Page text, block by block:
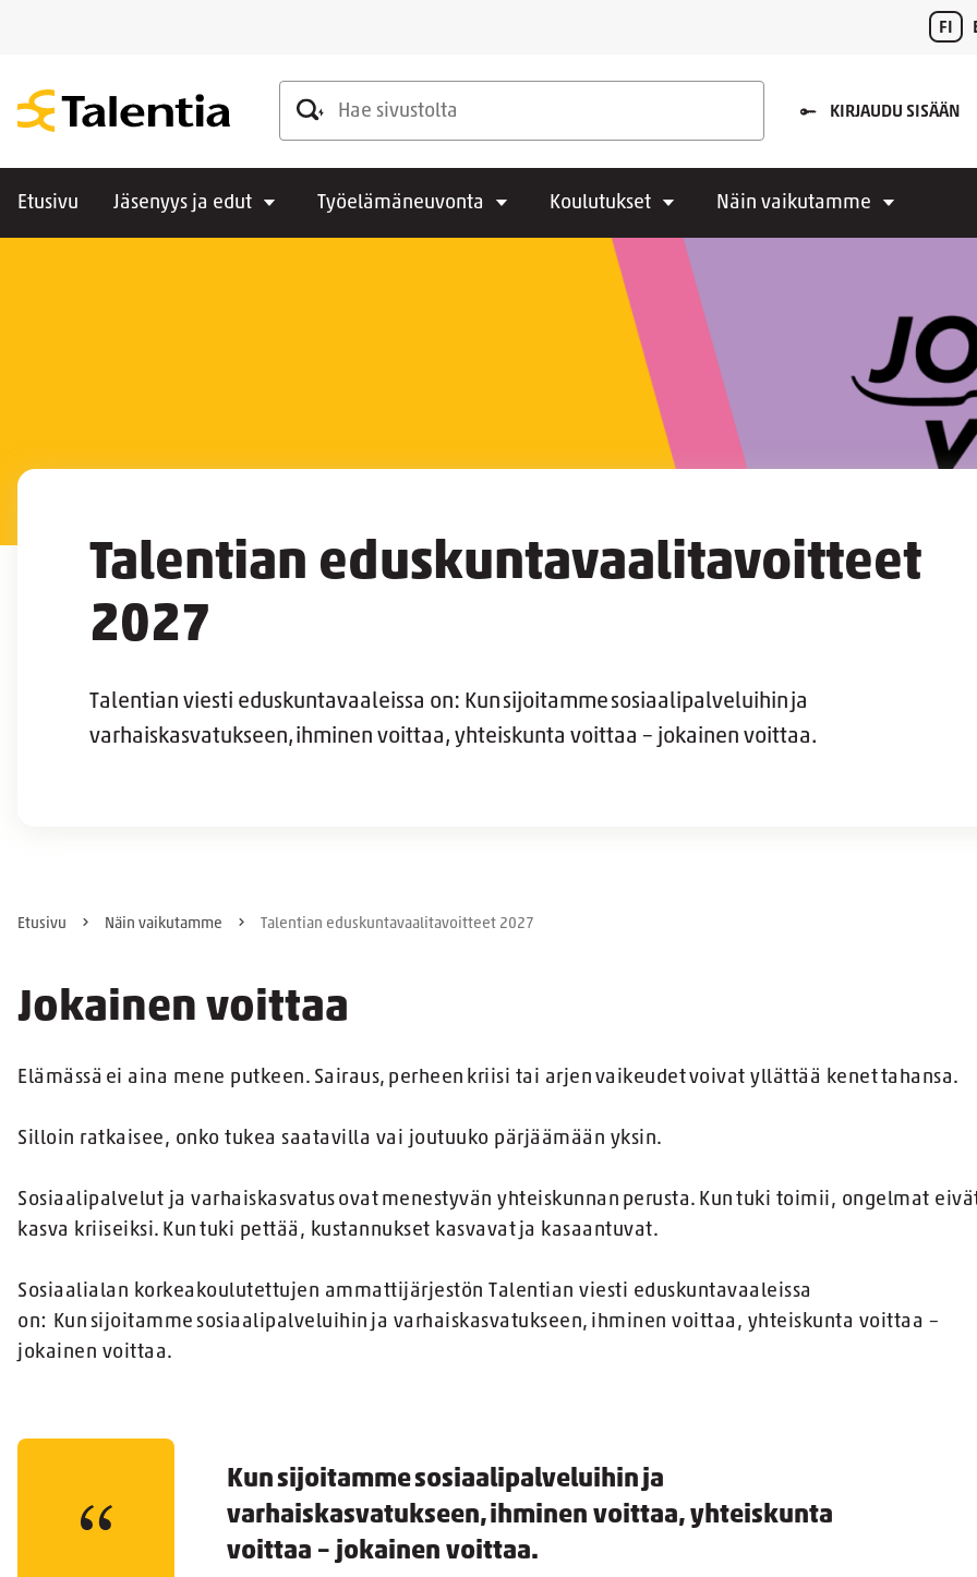
FI
Hae sivustolta
KIRJAUDU SISÄÄN
Etusivu Jäsenyys ja edut Työelämäneuvonta Koulutukset Näin vaikutamme
Talentian eduskuntavaalitavoitteet
2027
Talentian viesti eduskuntavaaleissa on: Kun sijoitamme sosiaalipalveluihin ja
varhaiskasvatukseen, ihminen voittaa, yhteiskunta voittaa – jokainen voittaa.
Etusivu Näin vaikutamme Talentian eduskuntavaalitavoitteet 2027
Jokainen voittaa
Elämässä ei aina mene putkeen. Sairaus, perheen kriisi tai arjen vaikeudet voivat yllättää kenet tahansa.
Silloin ratkaisee, onko tukea saatavilla vai joutuuko pärjäämään yksin.
Sosiaalipalvelut ja varhaiskasvatus ovat menestyvän yhteiskunnan perusta. Kun tuki toimii, ongelmat
kasva kriiseiksi. Kun tuki pettää, kustannukset kasvavat ja kasaantuvat.
Sosiaalialan korkeakoulutettujen ammattijärjestön Talentian viesti eduskuntavaaleissa
on: Kun sijoitamme sosiaalipalveluihin ja varhaiskasvatukseen, ihminen voittaa, yhteiskunta voittaa –
jokainen voittaa.
Kun sijoitamme sosiaalipalveluihin ja
varhaiskasvatukseen, ihminen voittaa, yhteiskunta
voittaa – jokainen voittaa.